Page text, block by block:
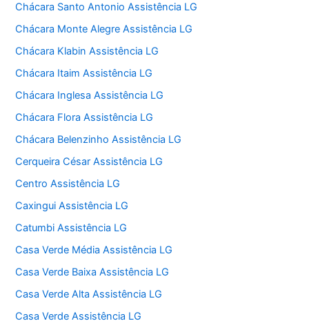
Chácara Santo Antonio Assistência LG
Chácara Monte Alegre Assistência LG
Chácara Klabin Assistência LG
Chácara Itaim Assistência LG
Chácara Inglesa Assistência LG
Chácara Flora Assistência LG
Chácara Belenzinho Assistência LG
Cerqueira César Assistência LG
Centro Assistência LG
Caxingui Assistência LG
Catumbi Assistência LG
Casa Verde Média Assistência LG
Casa Verde Baixa Assistência LG
Casa Verde Alta Assistência LG
Casa Verde Assistência LG